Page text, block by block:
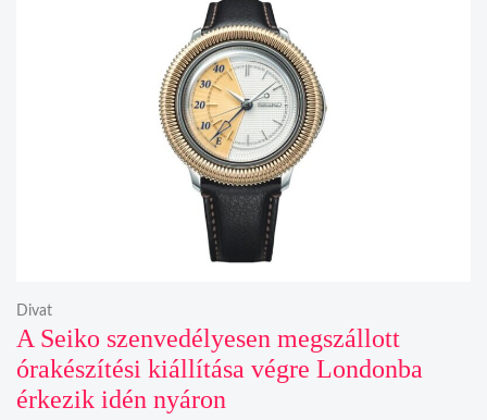
A Seiko szenvedélyesen megszállott
órakészítési kiállítása végre Londonba
érkezik idén nyáron
Divat